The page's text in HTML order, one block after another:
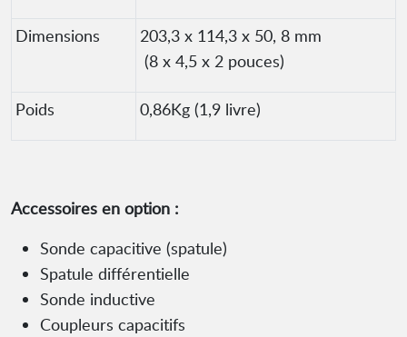
Dimensions
203,3 x 114,3 x 50, 8 mm
(8 x 4,5 x 2 pouces)
Poids 0,86Kg (1,9 livre)
Accessoires en option :
Sonde capacitive (spatule)
Spatule différentielle
Sonde inductive
Coupleurs capacitifs